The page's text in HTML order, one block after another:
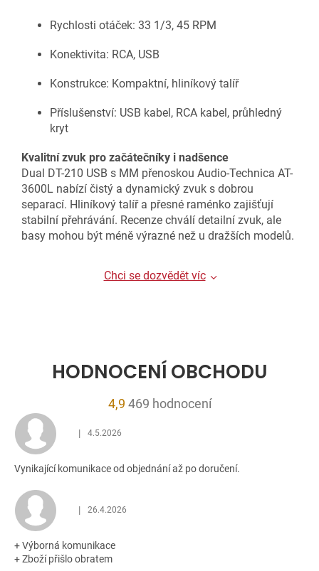
Rychlosti otáček: 33 1/3, 45 RPM
Konektivita: RCA, USB
Konstrukce: Kompaktní, hliníkový talíř
Příslušenství: USB kabel, RCA kabel, průhledný
kryt
Kvalitní zvuk pro začátečníky i nadšence
Dual DT-210 USB s MM přenoskou Audio-Technica AT-
3600L nabízí čistý a dynamický zvuk s dobrou
separací. Hliníkový talíř a přesné raménko zajišťují
stabilní přehrávání. Recenze chválí detailní zvuk, ale
basy mohou být méně výrazné než u dražších modelů.
Chci se dozvědět víc
HODNOCENÍ OBCHODU
4,9 Průměrné
4,9
469 hodnocení
Hodnocení obchodu je 5 z 5 hvězdiček.
| 4.5.2026
Vynikající komunikace od objednání až po doručení.
Hodnocení obchodu je 5 z 5 hvězdiček.
| 26.4.2026
+ Výborná komunikace
+ Zboží přišlo obratem